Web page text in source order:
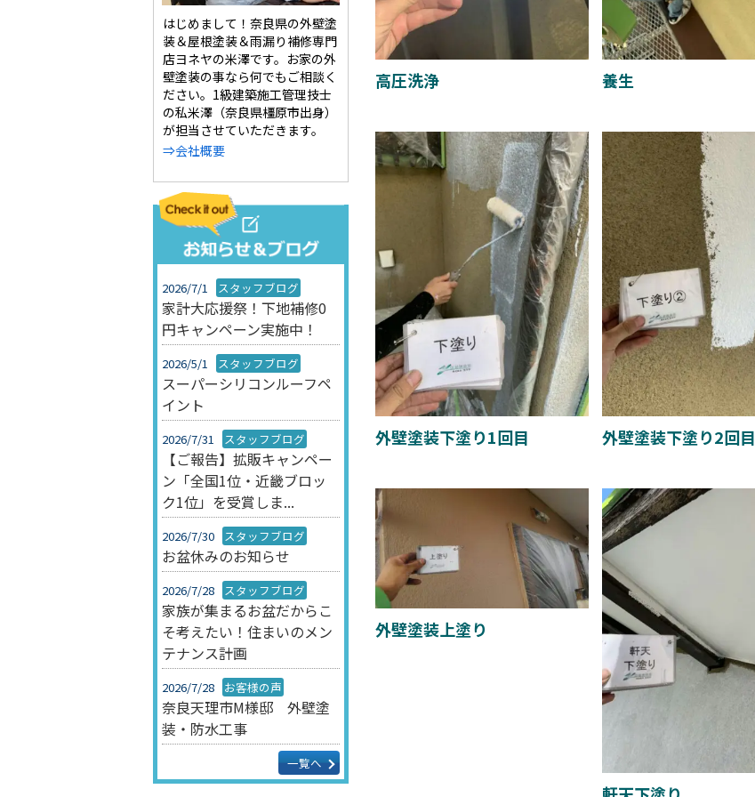
はじめまして！奈良県の外壁塗
装＆屋根塗装＆雨漏り補修専門
店ヨネヤの米澤です。お家の外
壁塗装の事なら何でもご相談く
ださい。1級建築施工管理技士
の私米澤（奈良県橿原市出身）
が担当させていただきます。
⇒会社概要
2026/7/1 スタッフブログ
家計大応援祭！下地補修0
円キャンペーン実施中！
2026/5/1 スタッフブログ
スーパーシリコンルーフペ
イント
2026/7/31 スタッフブログ
【ご報告】拡販キャンペー
ン「全国1位・近畿ブロッ
ク1位」を受賞しま...
2026/7/30 スタッフブログ
お盆休みのお知らせ
2026/7/28 スタッフブログ
家族が集まるお盆だからこ
そ考えたい！住まいのメン
テナンス計画
2026/7/28 お客様の声
奈良天理市M様邸 外壁塗
装・防水工事
一覧へ
高圧洗浄 養生
外壁塗装下塗り1回目 外壁塗装下塗り2回目
外壁塗装上塗り